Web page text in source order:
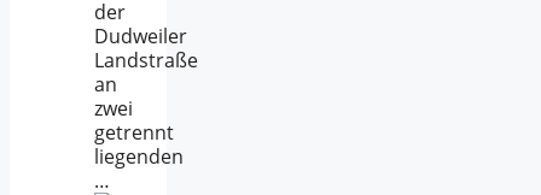
der
Dudweiler
Landstraße
an
zwei
getrennt
liegenden
…